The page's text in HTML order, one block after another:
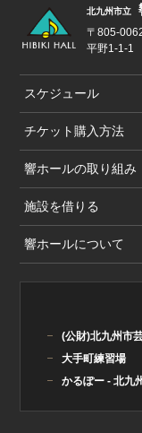
北九州市立
〒805-
平野1-1-1
スケジュール
公演スケジュール
チケット 購入方法
チケット購入方法
サービス一覧
情報誌Q
響ホールの取り組み
響ホールの取り組み
北九州国際音楽祭
北九州市少年少女
ハープ研究会
施設を借りる
施設を借りる
大ホール
使用料金
様式箱(図面・申請
響ホールについて
(公財)北九州市
大手町練習場
かるぽー - 北九